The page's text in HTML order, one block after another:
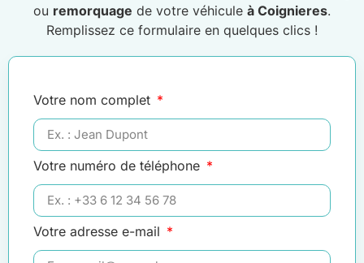
ou remorquage de votre véhicule à Coignieres.
Remplissez ce formulaire en quelques clics !
Votre nom complet
Votre numéro de téléphone
Votre adresse e-mail